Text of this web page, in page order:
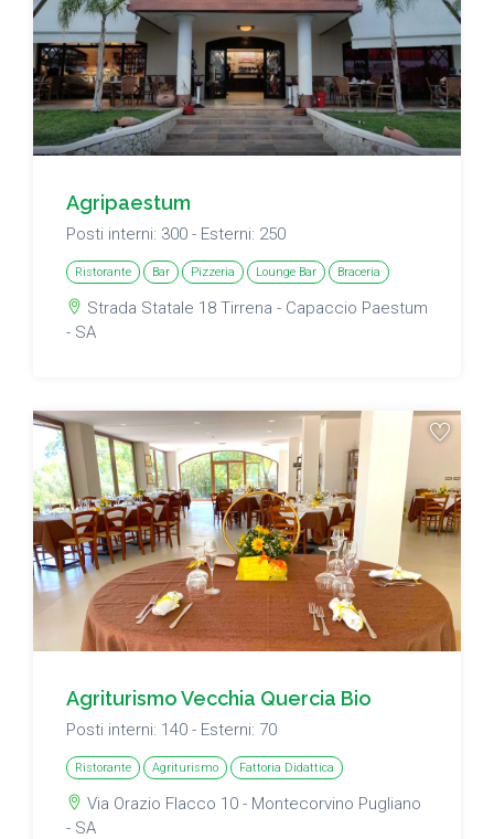
Agripaestum
Posti interni: 300 - Esterni: 250
Ristorante Bar Pizzeria Lounge Bar Braceria
Strada Statale 18 Tirrena - Capaccio Paestum
- SA
Agriturismo Vecchia Quercia Bio
Posti interni: 140 - Esterni: 70
Ristorante Agriturismo Fattoria Didattica
Via Orazio Flacco 10 - Montecorvino Pugliano
- SA